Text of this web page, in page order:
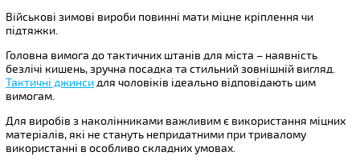
Військові зимові вироби повинні мати міцне кріплення чи
підтяжки.
Головна вимога до тактичних штанів для міста – наявність
безлічі кишень, зручна посадка та стильний зовнішній вигляд.
Тактичні джинсидля чоловіків ідеально відповідають цим
вимогам.
Для виробів з наколінниками важливим є використання міцних
матеріалів, які не стануть непридатними при тривалому
використанні в особливо складних умовах.